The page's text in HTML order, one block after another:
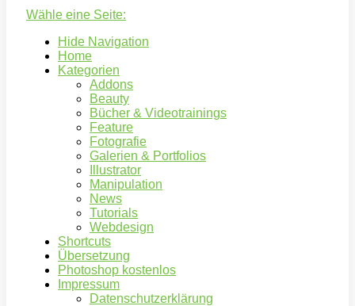
Wähle eine Seite:
Hide Navigation
Home
Kategorien
Addons
Beauty
Bücher & Videotrainings
Feature
Fotografie
Galerien & Portfolios
Illustrator
Manipulation
News
Tutorials
Webdesign
Shortcuts
Übersetzung
Photoshop kostenlos
Impressum
Datenschutzerklärung